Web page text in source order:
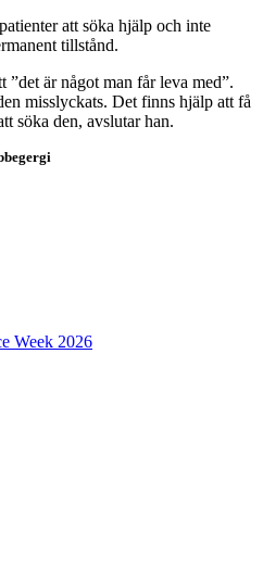
att söka hjälp och inte
tillstånd.
”det är något man får leva med”.
misslyckats. Det finns hjälp att få
söka den, avslutar han.
Week 2026